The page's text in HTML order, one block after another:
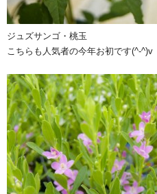
ジュズサンゴ・桃玉
こちらも人気者の今年お初です(^-^)v